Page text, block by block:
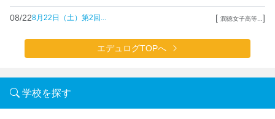
08/228月22日（土）第2回... [ 潤徳女子高等... ]
エデュログTOPへ
学校を探す